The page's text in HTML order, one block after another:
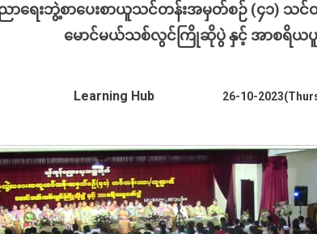
ာရေးဘွဲ့စာပေးစာယူသင်တန်းအမှတ်စဉ် (၄၁) သင်
မောင်မယ်သစ်လွင်ကြိုဆိုပွဲ နှင့် အာစရိယပူ
Learning Hub 26-10-